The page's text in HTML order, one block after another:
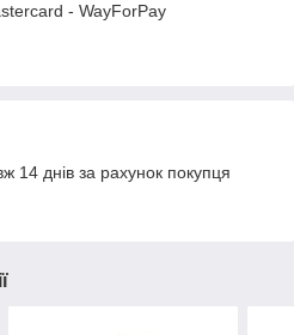
- WayForPay
14 днів за рахунок покупця